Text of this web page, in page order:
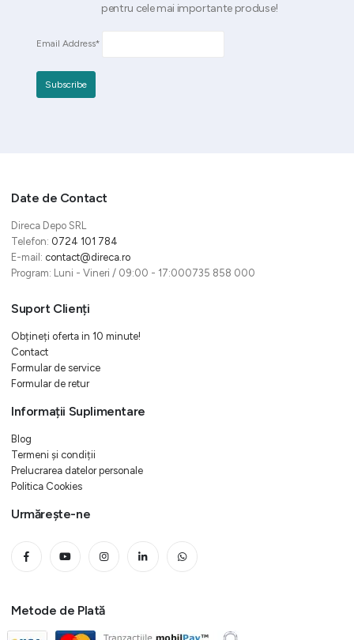
pentru cele mai importante produse!
Email Address*
Date de Contact
Direca Depo SRL
Telefon: 0724 101 784
E-mail: contact@direca.ro
Program: Luni - Vineri / 09:00 - 17:000735 858 000
Suport Clienți
Obțineți oferta in 10 minute!
Contact
Formular de service
Formular de retur
Informații Suplimentare
Blog
Termeni și condiții
Prelucrarea datelor personale
Politica Cookies
Urmărește-ne
Metode de Plată